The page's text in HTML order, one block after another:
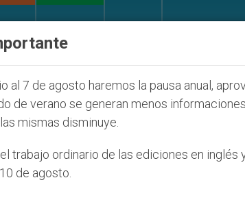
Seúl 2027 ONU se pronuncia
Zakho’
al 7 de agosto haremos la pausa anual,
de verano se generan menos
mismas disminuye.
trabajo ordinario de las ediciones en inglés
de agosto.